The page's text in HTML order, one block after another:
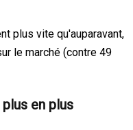
plus vite qu'auparavant,
le marché (contre 49
en plus